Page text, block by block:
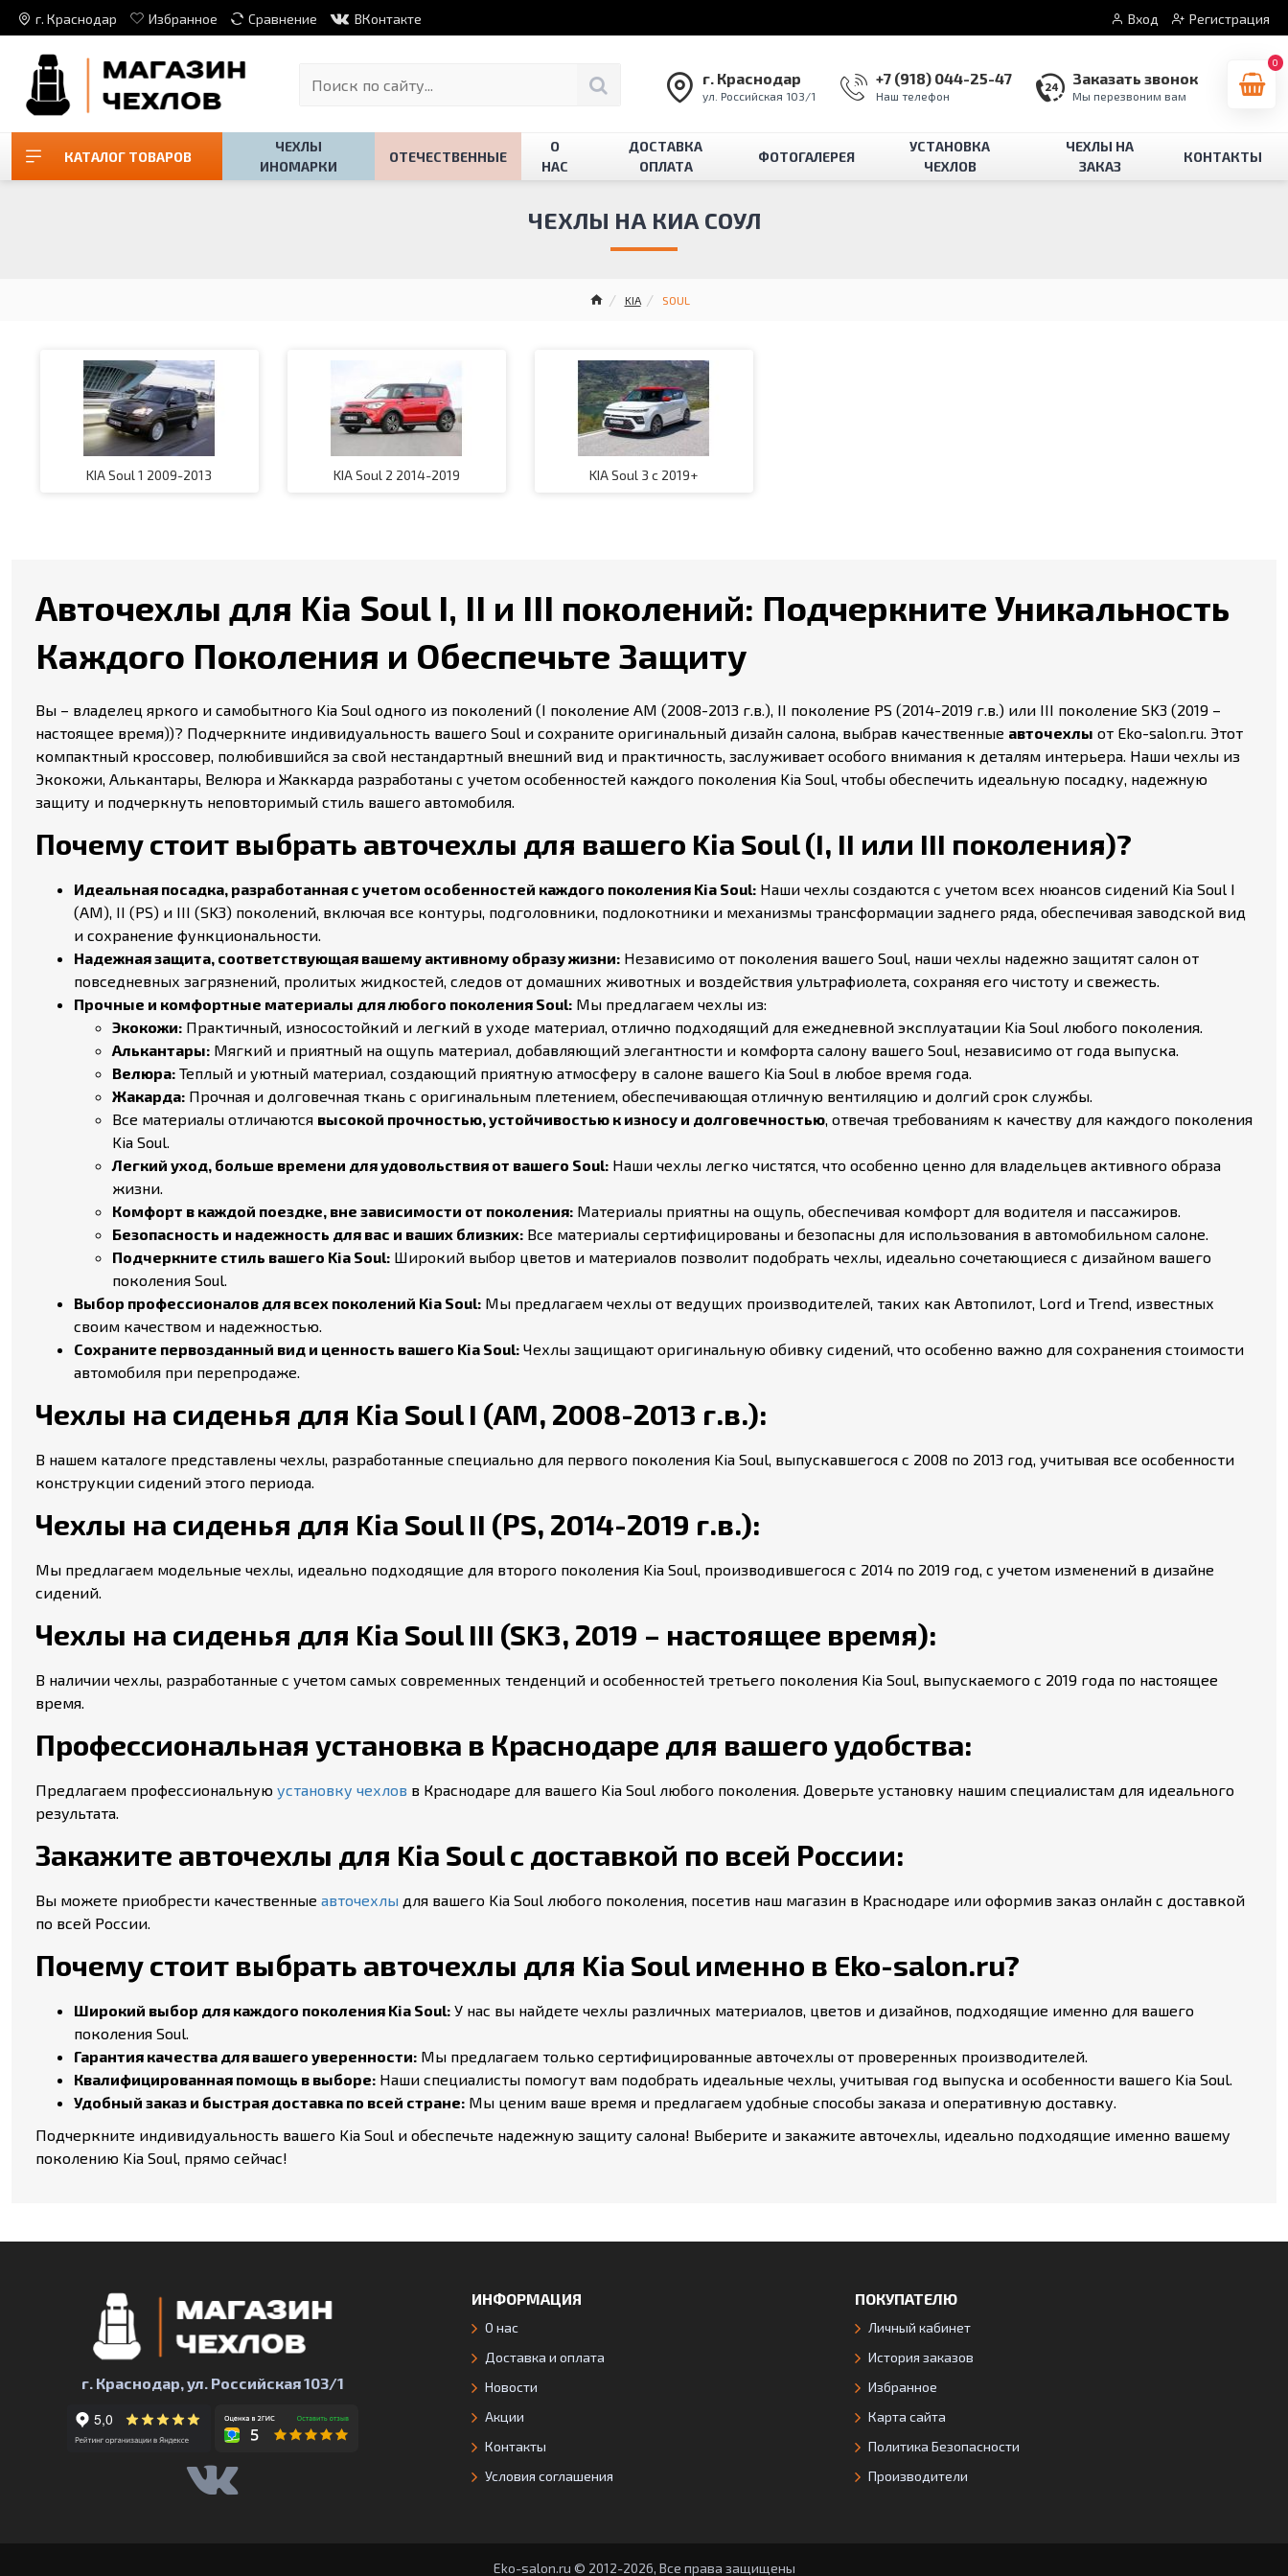
г. Краснодар Избранное Сравнение ВКонтакте Вход Регистрация
г. Краснодар
ул. Российская 103/1
+7 (918) 044-25-47
Наш телефон
Заказать звонок
Мы перезвоним вам
0
КАТАЛОГ ТОВАРОВ
ЧЕХЛЫ
ИНОМАРКИ
ОТЕЧЕСТВЕННЫЕ
О
НАС
ДОСТАВКА
ОПЛАТА
ФОТОГАЛЕРЕЯ
УСТАНОВКА
ЧЕХЛОВ
ЧЕХЛЫ НА
ЗАКАЗ
КОНТАКТЫ
KIA SOUL
ЧЕХЛЫ НА КИА СОУЛ
KIA Soul 1 2009-2013 KIA Soul 2 2014-2019 KIA Soul 3 с 2019+
Авточехлы для Kia Soul I, II и III поколений: Подчеркните Уникальность
Каждого Поколения и Обеспечьте Защиту
Вы – владелец яркого и самобытного Kia Soul одного из поколений (I поколение AM (2008-2013 г.в.), II поколение PS (2014-2019 г.в.) или III поколение SK3 (2019 –
настоящее время))? Подчеркните индивидуальность вашего Soul и сохраните оригинальный дизайн салона, выбрав качественные авточехлы от Eko-salon.ru. Этот
компактный кроссовер, полюбившийся за свой нестандартный внешний вид и практичность, заслуживает особого внимания к деталям интерьера. Наши чехлы из
Экокожи, Алькантары, Велюра и Жаккарда разработаны с учетом особенностей каждого поколения Kia Soul, чтобы обеспечить идеальную посадку, надежную
защиту и подчеркнуть неповторимый стиль вашего автомобиля.
Почему стоит выбрать авточехлы для вашего Kia Soul (I, II или III поколения)?
Идеальная посадка, разработанная с учетом особенностей каждого поколения Kia Soul: Наши чехлы создаются с учетом всех нюансов сидений Kia Soul I
(AM), II (PS) и III (SK3) поколений, включая все контуры, подголовники, подлокотники и механизмы трансформации заднего ряда, обеспечивая заводской вид
и сохранение функциональности.
Надежная защита, соответствующая вашему активному образу жизни: Независимо от поколения вашего Soul, наши чехлы надежно защитят салон от
повседневных загрязнений, пролитых жидкостей, следов от домашних животных и воздействия ультрафиолета, сохраняя его чистоту и свежесть.
Прочные и комфортные материалы для любого поколения Soul: Мы предлагаем чехлы из:
Экокожи: Практичный, износостойкий и легкий в уходе материал, отлично подходящий для ежедневной эксплуатации Kia Soul любого поколения.
Алькантары: Мягкий и приятный на ощупь материал, добавляющий элегантности и комфорта салону вашего Soul, независимо от года выпуска.
Велюра: Теплый и уютный материал, создающий приятную атмосферу в салоне вашего Kia Soul в любое время года.
Жакарда: Прочная и долговечная ткань с оригинальным плетением, обеспечивающая отличную вентиляцию и долгий срок службы.
Все материалы отличаются высокой прочностью, устойчивостью к износу и долговечностью, отвечая требованиям к качеству для каждого поколения
Kia Soul.
Легкий уход, больше времени для удовольствия от вашего Soul: Наши чехлы легко чистятся, что особенно ценно для владельцев активного образа
жизни.
Комфорт в каждой поездке, вне зависимости от поколения: Материалы приятны на ощупь, обеспечивая комфорт для водителя и пассажиров.
Безопасность и надежность для вас и ваших близких: Все материалы сертифицированы и безопасны для использования в автомобильном салоне.
Подчеркните стиль вашего Kia Soul: Широкий выбор цветов и материалов позволит подобрать чехлы, идеально сочетающиеся с дизайном вашего
поколения Soul.
Выбор профессионалов для всех поколений Kia Soul: Мы предлагаем чехлы от ведущих производителей, таких как Автопилот, Lord и Trend, известных
своим качеством и надежностью.
Сохраните первозданный вид и ценность вашего Kia Soul: Чехлы защищают оригинальную обивку сидений, что особенно важно для сохранения стоимости
автомобиля при перепродаже.
Чехлы на сиденья для Kia Soul I (AM, 2008-2013 г.в.):
В нашем каталоге представлены чехлы, разработанные специально для первого поколения Kia Soul, выпускавшегося с 2008 по 2013 год, учитывая все особенности
конструкции сидений этого периода.
Чехлы на сиденья для Kia Soul II (PS, 2014-2019 г.в.):
Мы предлагаем модельные чехлы, идеально подходящие для второго поколения Kia Soul, производившегося с 2014 по 2019 год, с учетом изменений в дизайне
сидений.
Чехлы на сиденья для Kia Soul III (SK3, 2019 – настоящее время):
В наличии чехлы, разработанные с учетом самых современных тенденций и особенностей третьего поколения Kia Soul, выпускаемого с 2019 года по настоящее
время.
Профессиональная установка в Краснодаре для вашего удобства:
Предлагаем профессиональную установку чехлов в Краснодаре для вашего Kia Soul любого поколения. Доверьте установку нашим специалистам для идеального
результата.
Закажите авточехлы для Kia Soul с доставкой по всей России:
Вы можете приобрести качественные авточехлы для вашего Kia Soul любого поколения, посетив наш магазин в Краснодаре или оформив заказ онлайн с доставкой
по всей России.
Почему стоит выбрать авточехлы для Kia Soul именно в Eko-salon.ru?
Широкий выбор для каждого поколения Kia Soul: У нас вы найдете чехлы различных материалов, цветов и дизайнов, подходящие именно для вашего
поколения Soul.
Гарантия качества для вашего уверенности: Мы предлагаем только сертифицированные авточехлы от проверенных производителей.
Квалифицированная помощь в выборе: Наши специалисты помогут вам подобрать идеальные чехлы, учитывая год выпуска и особенности вашего Kia Soul.
Удобный заказ и быстрая доставка по всей стране: Мы ценим ваше время и предлагаем удобные способы заказа и оперативную доставку.
Подчеркните индивидуальность вашего Kia Soul и обеспечьте надежную защиту салона! Выберите и закажите авточехлы, идеально подходящие именно вашему
поколению Kia Soul, прямо сейчас!
г. Краснодар, ул. Российская 103/1
ИНФОРМАЦИЯ
О нас
Доставка и оплата
Новости
Акции
Контакты
Условия соглашения
ПОКУПАТЕЛЮ
Личный кабинет
История заказов
Избранное
Карта сайта
Политика Безопасности
Производители
Eko-salon.ru © 2012-2026, Все права защищены